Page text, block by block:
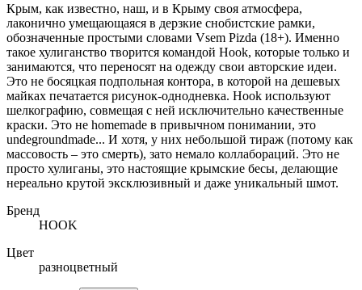
Крым, как известно, наш, и в Крыму своя атмосфера,
лаконично умещающаяся в дерзкие снобистские рамки,
обозначенные простыми словами Vsem Pizda (18+). Именно
такое хулиганство творится командой Hооk, которые только и
занимаются, что переносят на одежду свои авторские идеи.
Это не босяцкая подпольная контора, в которой на дешевых
майках печатается рисунок-однодневка. Hook используют
шелкографию, совмещая с ней исключительно качественные
краски. Это не homemade в привычном понимании, это
undegroundmade... И хотя, у них небольшой тираж (потому как
массовость – это смерть), зато немало коллабораций. Это не
просто хулиганы, это настоящие крымские бесы, делающие
нереально крутой эксклюзивный и даже уникальный шмот.
Бренд
HOOK
Цвет
разноцветный